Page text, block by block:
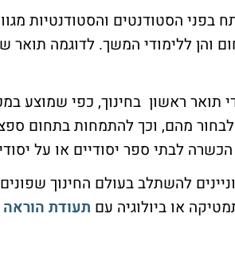
בפני הסטודנטים והסטודנטיות
והן ללימודי המשך. לדוגמה תואר
תואר ראשון בחינוך, כפי שמוצע
מהם, וכך להתמחות בתחום
הכשרה לבתי ספר יסודיים או על
להשתלב בעולם החינוך
או ביולוגיה עם תעודת הוראה